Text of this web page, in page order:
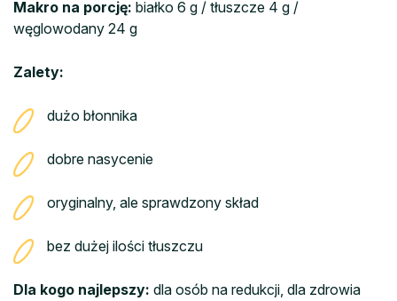
Makro na porcję: białko 6 g / tłuszcze 4 g /
węglowodany 24 g
Zalety:
dużo błonnika
dobre nasycenie
oryginalny, ale sprawdzony skład
bez dużej ilości tłuszczu
Dla kogo najlepszy: dla osób na redukcji, dla zdrowia